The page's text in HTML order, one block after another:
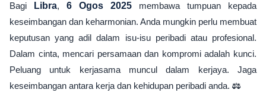
Bagi Libra, 6 Ogos 2025 membawa tumpuan kepada
keseimbangan dan keharmonian. Anda mungkin perlu membuat
keputusan yang adil dalam isu-isu peribadi atau profesional.
Dalam cinta, mencari persamaan dan kompromi adalah kunci.
Peluang untuk kerjasama muncul dalam kerjaya. Jaga
keseimbangan antara kerja dan kehidupan peribadi anda. ⚖️